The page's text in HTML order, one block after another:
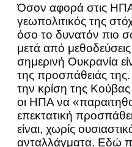
Όσον αφορά στις
γεωπολιτικός της
όσο το δυνατόν πιο
μετά από
σημερινή Ουκρανία
της προσπάθειάς της.
την κρίση της
οι ΗΠΑ να
επεκτατική
είναι, χωρίς
ανταλλάγματα. Εδώ